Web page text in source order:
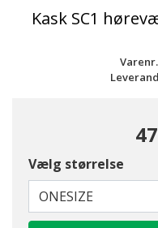
Kask SC1
Varenr.
Vælg størrelse
ONESIZE